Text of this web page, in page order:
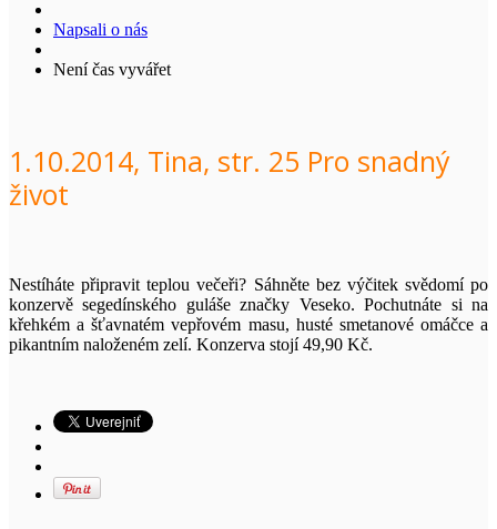
Napsali o nás
Není čas vyvářet
1.10.2014, Tina, str. 25 Pro snadný
život
Nestíháte připravit teplou večeři? Sáhněte bez výčitek svědomí po
konzervě segedínského guláše značky Veseko. Pochutnáte si na
křehkém a šťavnatém vepřovém masu, husté smetanové omáčce a
pikantním naloženém zelí. Konzerva stojí 49,90 Kč.